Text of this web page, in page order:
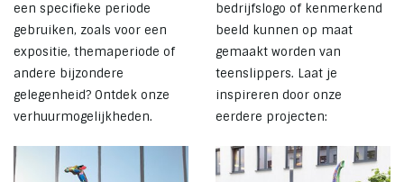
een specifieke periode
gebruiken, zoals voor een
expositie, themaperiode of
andere bijzondere
gelegenheid? Ontdek onze
verhuurmogelijkheden.
bedrijfslogo of kenmerkend
beeld kunnen op maat
gemaakt worden van
teenslippers. Laat je
inspireren door onze
eerdere projecten: